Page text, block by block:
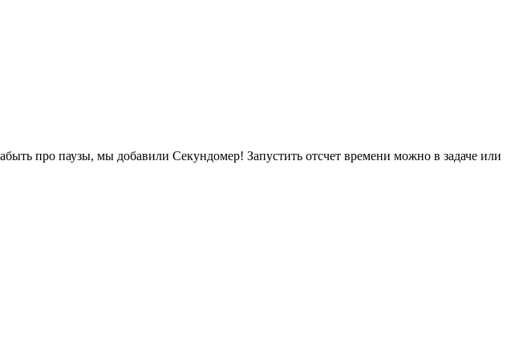
про паузы, мы добавили Секундомер! Запустить отсчет времени можно в задаче или